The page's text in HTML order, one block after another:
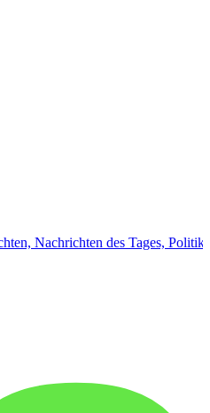
Nachrichten des Tages, Politik